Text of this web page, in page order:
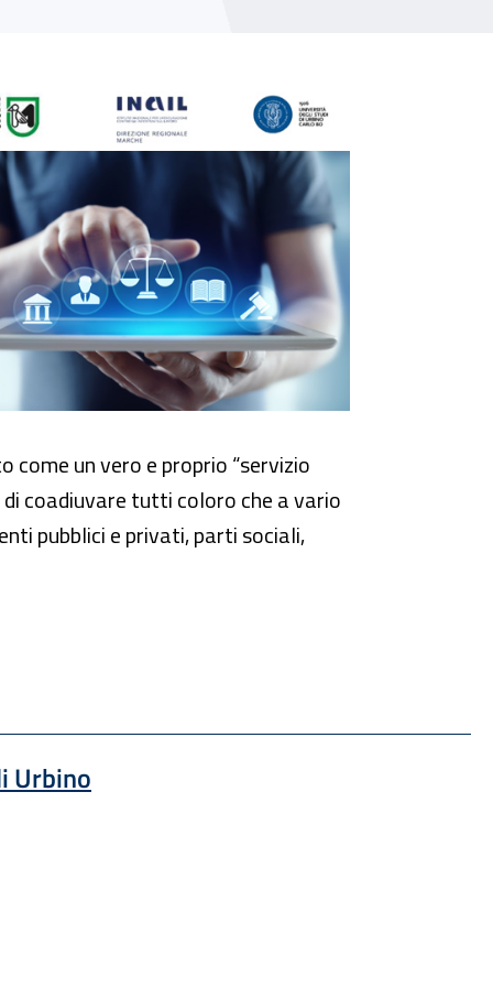
un vero e proprio “servizio
coadiuvare tutti coloro che a vario
pubblici e privati, parti sociali,
Urbino
Sito esterno : apre una nuova finestra